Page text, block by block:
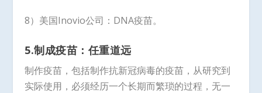
8）美国Inovio公司：DNA疫苗。
5.制成疫苗：任重道远
制作疫苗，包括制作抗新冠病毒的疫苗，从研究到
实际使用，必须经历一个长期而繁琐的过程，无一